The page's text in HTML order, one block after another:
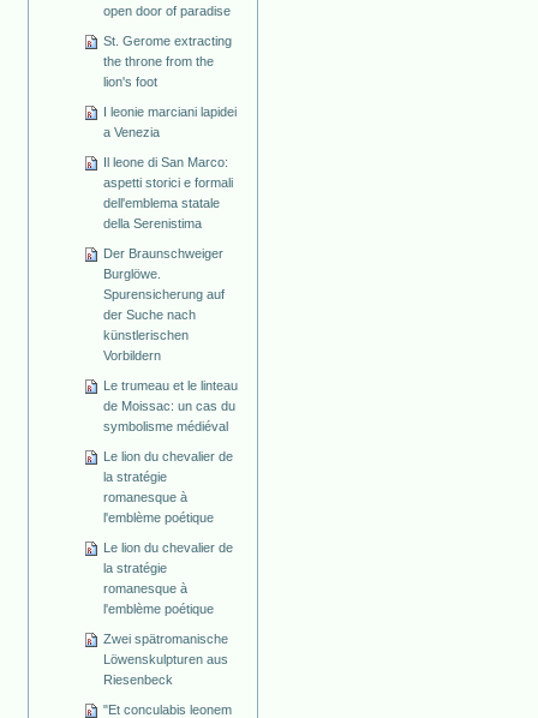
open door of paradise
St. Gerome extracting
the throne from the
lion's foot
I leonie marciani lapidei
a Venezia
Il leone di San Marco:
aspetti storici e formali
dell'emblema statale
della Serenistima
Der Braunschweiger
Burglöwe.
Spurensicherung auf
der Suche nach
künstlerischen
Vorbildern
Le trumeau et le linteau
de Moissac: un cas du
symbolisme médiéval
Le lion du chevalier de
la stratégie
romanesque à
l'emblème poétique
Le lion du chevalier de
la stratégie
romanesque à
l'emblème poétique
Zwei spätromanische
Löwenskulpturen aus
Riesenbeck
"Et conculabis leonem